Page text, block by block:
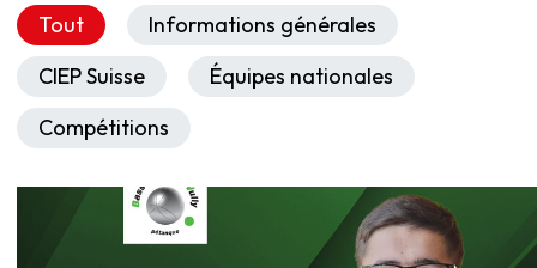
Tout
Informations générales
CIEP Suisse
Équipes nationales
Compétitions